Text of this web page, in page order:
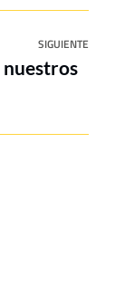
SIGUIENTE
nuestros